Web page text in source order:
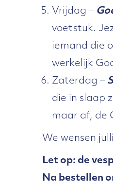
Vrijdag –
voetstuk.
iemand die
werkelijk
Zaterdag –
die in slaap
maar af, de
We wensen
Let op: de
Na bestellen